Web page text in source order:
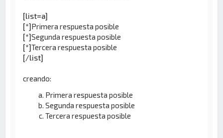
[list=a]
[*]Primera respuesta posible
[*]Segunda respuesta posible
[*]Tercera respuesta posible
[/list]
creando:
Primera respuesta posible
Segunda respuesta posible
Tercera respuesta posible